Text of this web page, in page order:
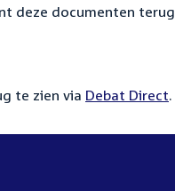
deze documenten
te zien via Debat Direct